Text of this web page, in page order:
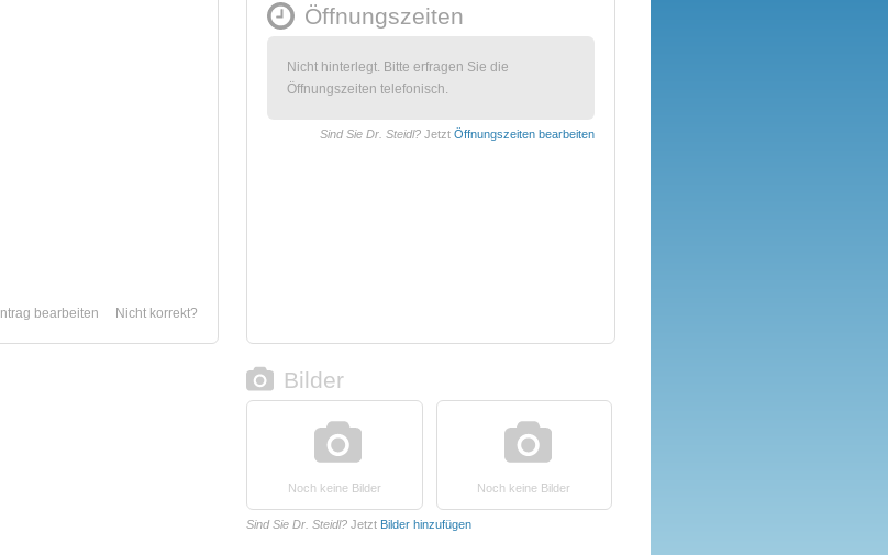
Nicht korrekt?
bearbeiten
Öffnungszeiten
Nicht hinterlegt. Bitte erfragen Sie die
Öffnungszeiten telefonisch.
Sind Sie Dr. Steidl? Jetzt Öffnungszeiten bearbeiten
Bilder
Noch keine Bilder Noch keine Bilder
Sind Sie Dr. Steidl? Jetzt Bilder hinzufügen